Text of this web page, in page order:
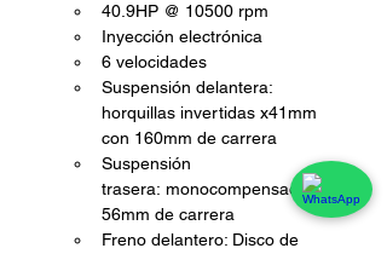
40.9HP @ 10500 rpm
Inyección electrónica
6 velocidades
Suspensión delantera:
horquillas invertidas x41mm
con 160mm de carrera
Suspensión
trasera: monocompensador
56mm de carrera
Freno delantero: Disco de